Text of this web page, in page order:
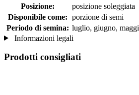
Posizione:
posizione soleggiata
Disponibile come: porzione di semi
Periodo di semina: luglio, giugno,
Informazioni legali
Prodotti consigliati